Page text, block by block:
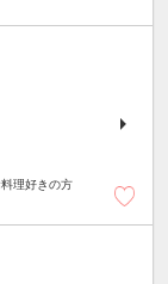
理好きの方